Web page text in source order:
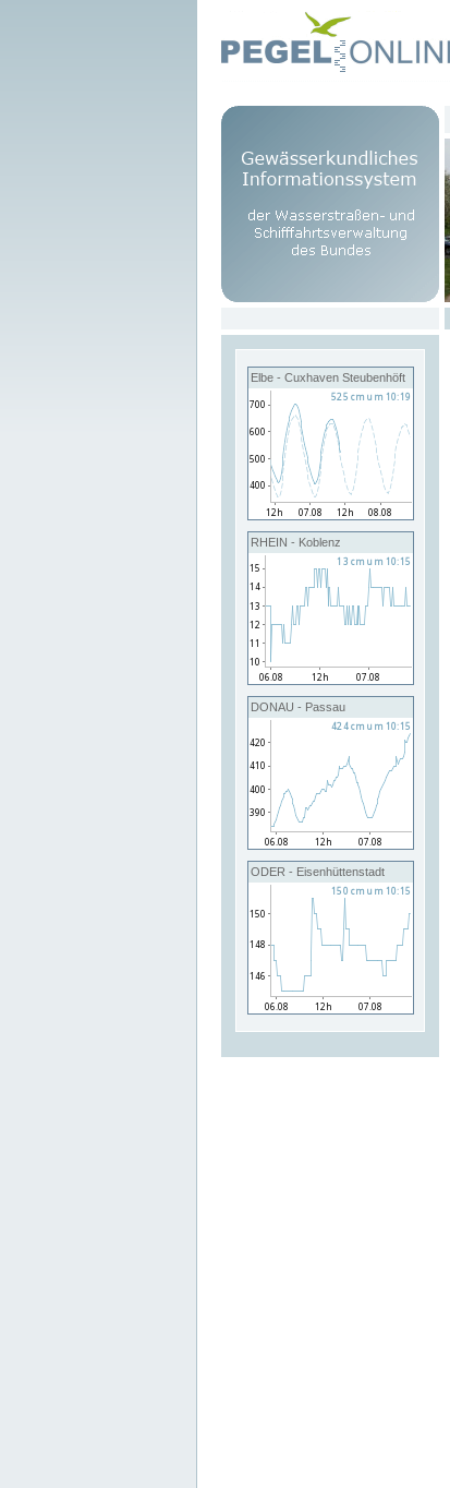
Elbe - Cuxhaven Steubenhöft
RHEIN - Koblenz
DONAU - Passau
ODER - Eisenhüttenstadt